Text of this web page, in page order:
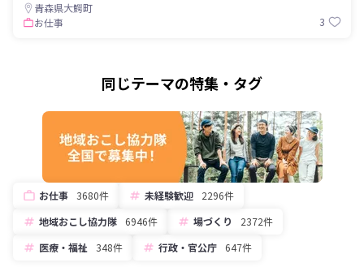
青森県大鰐町
お仕事
3
同じテーマの特集・タグ
お仕事 3680件 未経験歓迎
2296件
地域おこし協力隊
6946件 場づくり
2372件
医療・福祉
348件 行政・官公庁 647件